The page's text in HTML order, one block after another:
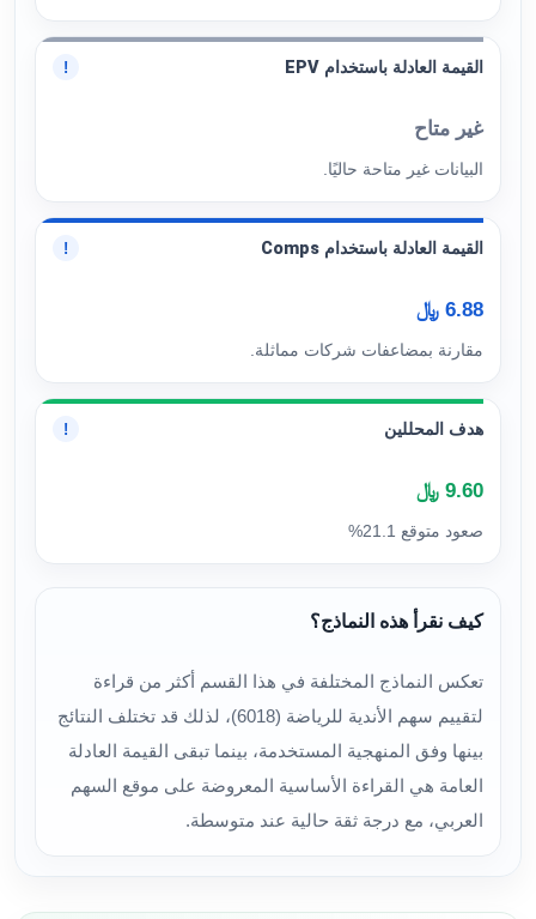
القيمة العادلة باستخدام EPV !
غير متاح
البيانات غير متاحة حاليًا.
القيمة العادلة باستخدام Comps !
6.88 ﷼
مقارنة بمضاعفات شركات مماثلة.
هدف المحللين !
9.60 ﷼
صعود متوقع 21.1%
كيف نقرأ هذه النماذج؟
تعكس النماذج المختلفة في هذا القسم أكثر من قراءة
لتقييم سهم الأندية للرياضة (6018)، لذلك قد تختلف النتائج
بينها وفق المنهجية المستخدمة، بينما تبقى القيمة العادلة
العامة هي القراءة الأساسية المعروضة على موقع السهم
العربي، مع درجة ثقة حالية عند متوسطة.